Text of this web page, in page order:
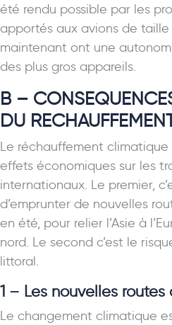
été rendu possible par les
apportés aux avions de
maintenant ont une
des plus gros appareils.
B –
DU
Le réchauffement
effets économiques sur les
internationaux. Le premier,
d’emprunter de nouvelles
en été, pour relier l’Asie à
nord. Le second c’est le
littoral.
1 – Les nouvelles routes
Le changement climatique